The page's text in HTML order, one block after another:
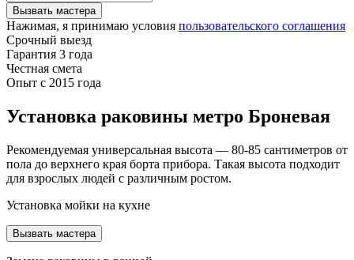
Вызвать мастера
Нажимая, я принимаю условия пользовательского соглашения
Срочный выезд
Гарантия 3 года
Честная смета
Опыт с 2015 года
Установка раковины метро Броневая
Рекомендуемая универсальная высота — 80-85 сантиметров от
пола до верхнего края борта прибора. Такая высота подходит
для взрослых людей с различным ростом.
Установка мойки на кухне
Вызвать мастера